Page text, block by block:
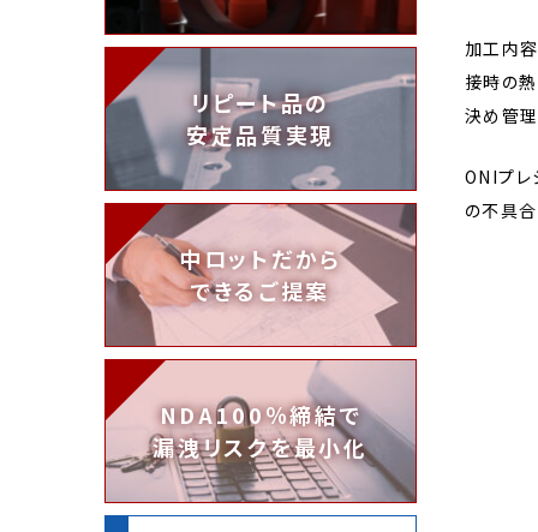
加工内容
接時の
決め管
ONIプレ
の不具
リピート品の
安定品質実現
中ロットだから
できるご提案
NDA100％締結で
漏洩リスクを最小化